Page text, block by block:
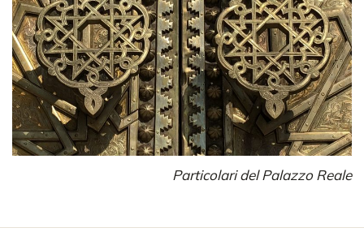
Particolari del Palazzo Reale